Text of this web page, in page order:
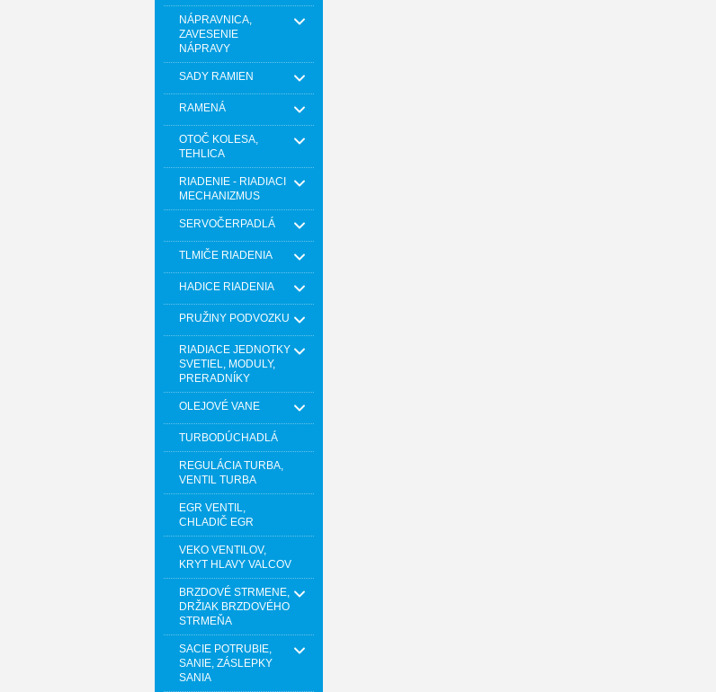
NÁPRAVNICA,
ZAVESENIE
NÁPRAVY
SADY RAMIEN
RAMENÁ
OTOČ KOLESA,
TEHLICA
RIADENIE - RIADIACI
MECHANIZMUS
SERVOČERPADLÁ
TLMIČE RIADENIA
HADICE RIADENIA
PRUŽINY PODVOZKU
RIADIACE JEDNOTKY
SVETIEL, MODULY,
PRERADNÍKY
OLEJOVÉ VANE
TURBODÚCHADLÁ
REGULÁCIA TURBA,
VENTIL TURBA
EGR VENTIL,
CHLADIČ EGR
VEKO VENTILOV,
KRYT HLAVY VALCOV
BRZDOVÉ STRMENE,
DRŽIAK BRZDOVÉHO
STRMEŇA
SACIE POTRUBIE,
SANIE, ZÁSLEPKY
SANIA